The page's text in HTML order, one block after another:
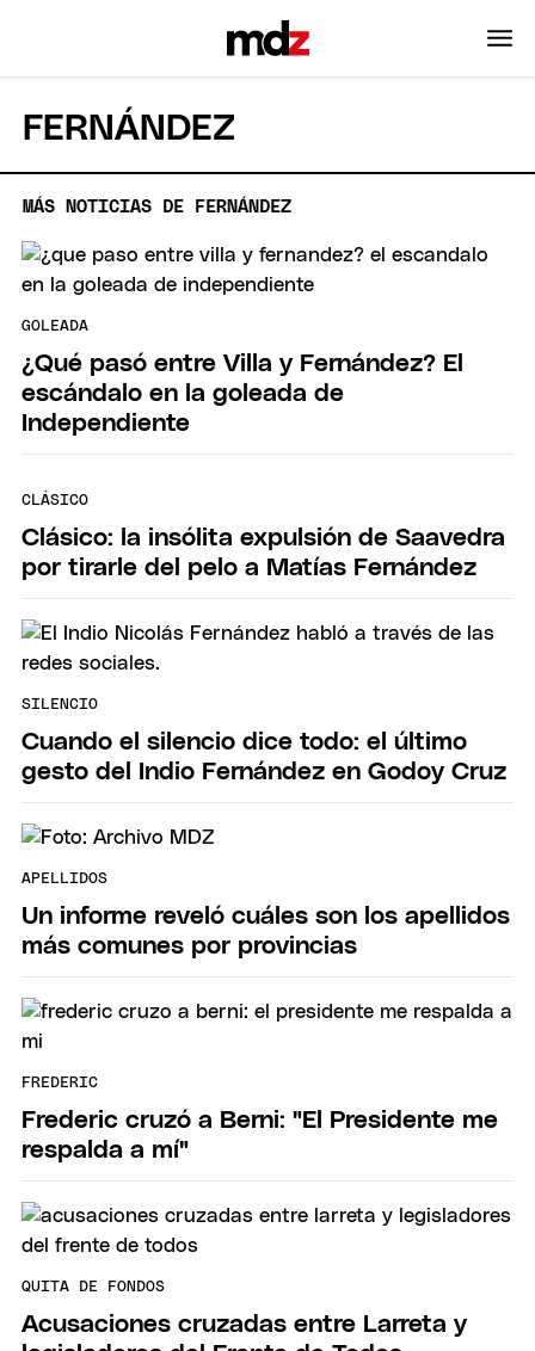
FERNÁNDEZ
MÁS NOTICIAS DE FERNÁNDEZ
GOLEADA
¿Qué pasó entre Villa y Fernández? El
escándalo en la goleada de
Independiente
CLÁSICO
Clásico: la insólita expulsión de Saavedra
por tirarle del pelo a Matías Fernández
SILENCIO
Cuando el silencio dice todo: el último
gesto del Indio Fernández en Godoy Cruz
APELLIDOS
Un informe reveló cuáles son los apellidos
más comunes por provincias
FREDERIC
Frederic cruzó a Berni: "El Presidente me
respalda a mí"
QUITA DE FONDOS
Acusaciones cruzadas entre Larreta y